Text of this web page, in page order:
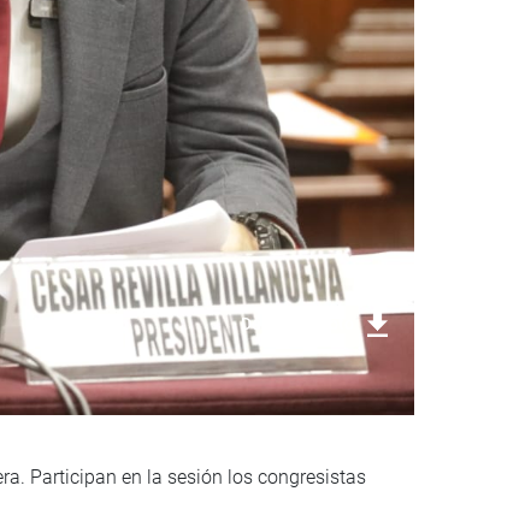
Descargar foto
Participan en la sesión los congresistas